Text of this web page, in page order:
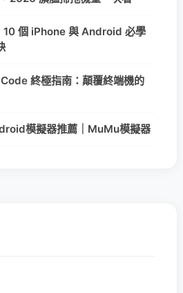
10 個 iPhone 與 Android 必學
終極指南：顛覆終端機的
模擬器推薦｜MuMu模擬器